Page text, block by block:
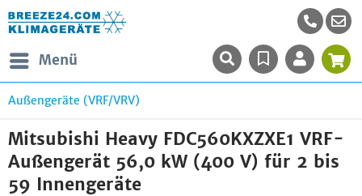
Menü
Außengeräte (VRF/VRV)
Mitsubishi Heavy FDC560KXZXE1 VRF-
Außengerät 56,0 kW (400 V) für 2 bis
59 Innengeräte